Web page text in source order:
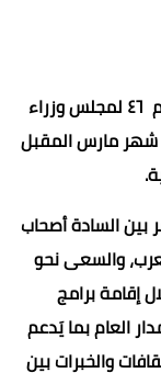
وناقش اللقاء التجهيزات الخاصة بالدورة رقم ٤٦ لمجلس وزراء
شهر مارس المقبل
بين السادة أصحاب
والسعى نحو
إقامة برامج
العام بما يَدعم
والخبرات بين